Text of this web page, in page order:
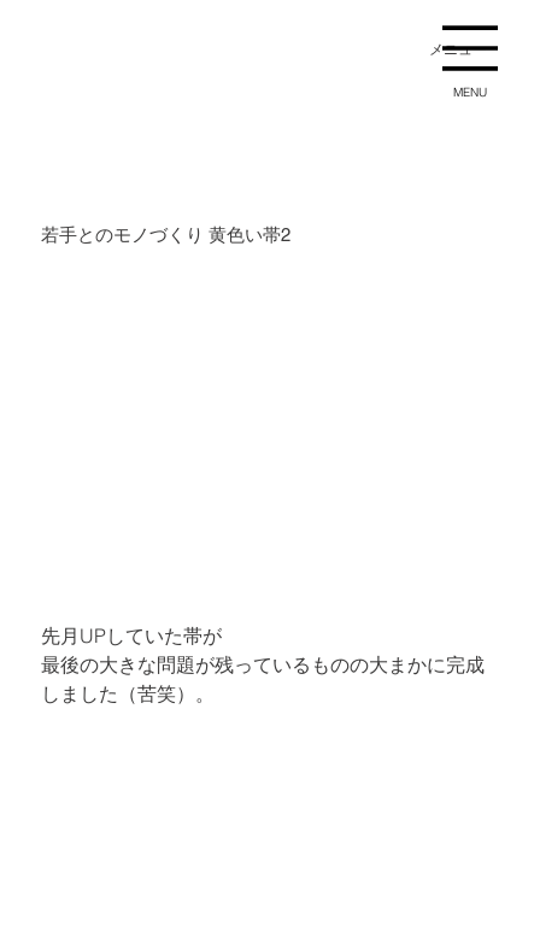
メニュー
MENU
若手とのモノづくり 黄色い帯2
先月UPしていた帯が
最後の大きな問題が残っているものの大まかに完成
しました（苦笑）。